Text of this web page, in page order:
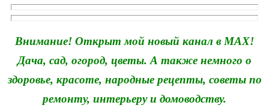
Внимание! Открыт мой новый канал в MAX!
Дача, сад, огород, цветы. А также немного о
здоровье, красоте, народные рецепты, советы по
ремонту, интерьеру и домоводству.